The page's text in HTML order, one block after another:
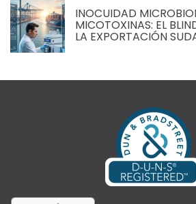
INOCUIDAD
MICOTOXINAS: EL
LA EXPORTACIÓN